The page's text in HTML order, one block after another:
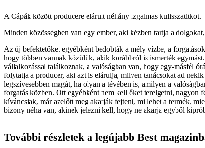
A Cápák között producere elárult néhány izgalmas kulisszatitkot.
Minden közösségben van egy ember, aki kézben tartja a
Az új befektetőket egyébként bedobták a mély vízbe, a
hogy többen vannak közülük, akik korábbról is ismerték
vállalkozással találkoznak, a valóságban van, hogy egy-másfél
folytatja a producer, aki azt is elárulja, milyen tanácsokat ad
legszívesebben magát, ha olyan a tévében is, amilyen a
forgatás közben. Ott egyébként nem kell őket terelgetni,
kíváncsiak, már azelőtt meg akarják fejteni, mi lehet a termék,
bizony néha van, akinek jelezni kell, hogy ne akarja egyből
További részletek a legújabb Best